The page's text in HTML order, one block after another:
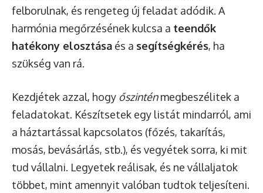
felborulnak, és rengeteg új feladat adódik. A
harmónia megőrzésének kulcsa a teendők
hatékony elosztása és a segítségkérés, ha
szükség van rá.
Kezdjétek azzal, hogy őszinténmegbeszélitek a
feladatokat. Készítsetek egy listát mindarról, ami
a háztartással kapcsolatos (főzés, takarítás,
mosás, bevásárlás, stb.), és vegyétek sorra, ki mit
tud vállalni. Legyetek reálisak, és ne vállaljatok
többet, mint amennyit valóban tudtok teljesíteni.